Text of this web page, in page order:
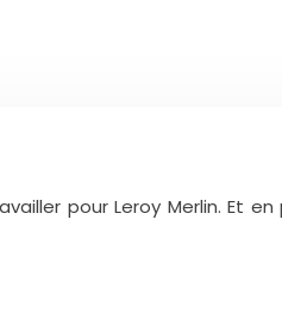
pour Leroy Merlin. Et